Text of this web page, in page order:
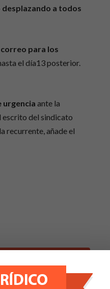
a todos
para los
el día13 posterior.
urgencia ante la
escrito del sindicato
recurrente, añade el
Google+